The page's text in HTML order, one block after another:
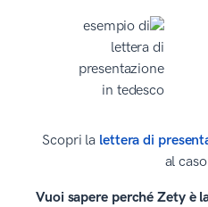
Scopri la lettera di
al
Vuoi sapere perché Zety è